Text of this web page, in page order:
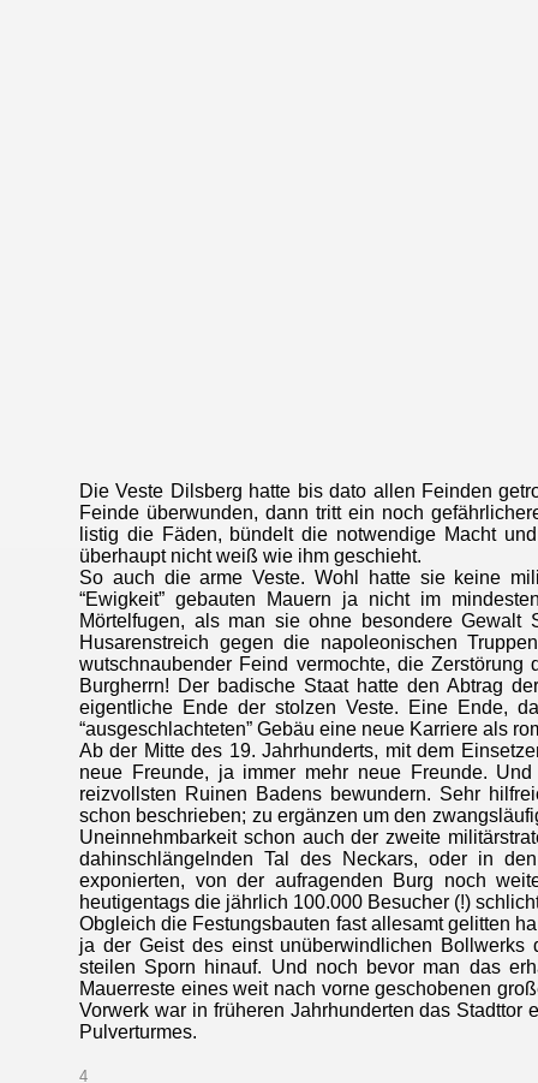
Die Veste Dilsberg hatte bis dato allen Feinden
Feinde überwunden, dann tritt ein noch
listig die Fäden, bündelt die notwendige Macht
überhaupt nicht weiß wie ihm geschieht.
So auch die arme Veste. Wohl hatte sie keine
“Ewigkeit” gebauten Mauern ja nicht im
Mörtelfugen, als man sie ohne besondere
Husarenstreich gegen die napoleonischen
wutschnaubender Feind vermochte, die
Burgherrn! Der badische Staat hatte den Abtrag
eigentliche Ende der stolzen Veste. Eine Ende,
“ausgeschlachteten” Gebäu eine neue Karriere als
Ab der Mitte des 19. Jahrhunderts, mit dem
neue Freunde, ja immer mehr neue Freunde.
reizvollsten Ruinen Badens bewundern. Sehr
schon beschrieben; zu ergänzen um den
Uneinnehmbarkeit schon auch der zweite
dahinschlängelnden Tal des Neckars, oder in
exponierten, von der aufragenden Burg noch
heutigentags die jährlich 100.000 Besucher (!)
Obgleich die Festungsbauten fast allesamt gelitten
ja der Geist des einst unüberwindlichen
steilen Sporn hinauf. Und noch bevor man das
Mauerreste eines weit nach vorne geschobenen
Vorwerk war in früheren Jahrhunderten das
Pulverturmes.
4